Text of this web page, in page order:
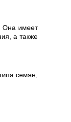
Она имеет
а также
семян,